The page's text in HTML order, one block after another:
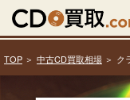
TOP 中古CD買取相場 ク